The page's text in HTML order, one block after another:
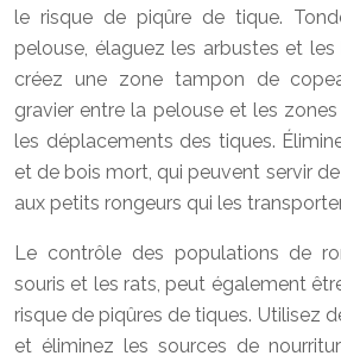
le risque de piqûre de tique.
pelouse, élaguez les arbustes et
créez une zone tampon de
gravier entre la pelouse et les
les déplacements des tiques.
et de bois mort, qui peuvent servir
aux petits rongeurs qui les
Le contrôle des populations de
souris et les rats, peut également
risque de piqûres de tiques. Utilisez
et éliminez les sources de